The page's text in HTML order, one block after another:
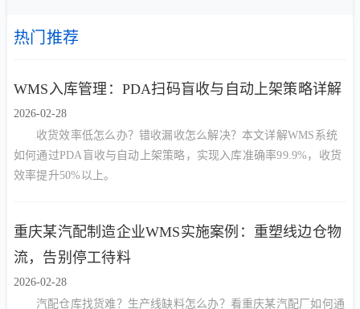
热门推荐
WMS入库管理：PDA扫码盲收与自动上架策略详解
2026-02-28
收货效率低怎么办？错收漏收怎么解决？本文详解WMS系统
如何通过PDA盲收与自动上架策略，实现入库准确率99.9%，收货
效率提升50%以上。
重庆某汽配制造企业WMS实施案例：重塑线边仓物
流，告别停工待料
2026-02-28
汽配仓库找货难？生产线缺料怎么办？看重庆某汽配厂如何通